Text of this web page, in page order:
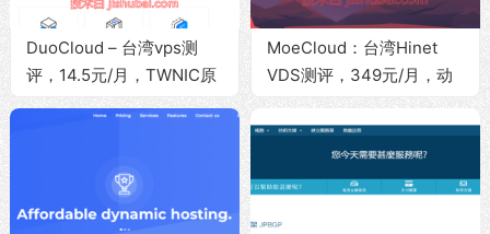
DuoCloud – 台湾vps测
评，14.5元/月，TWNIC原
MoeCloud：台湾Hinet
VDS测评，349元/月，动
SSD/1000Mbps带宽@无